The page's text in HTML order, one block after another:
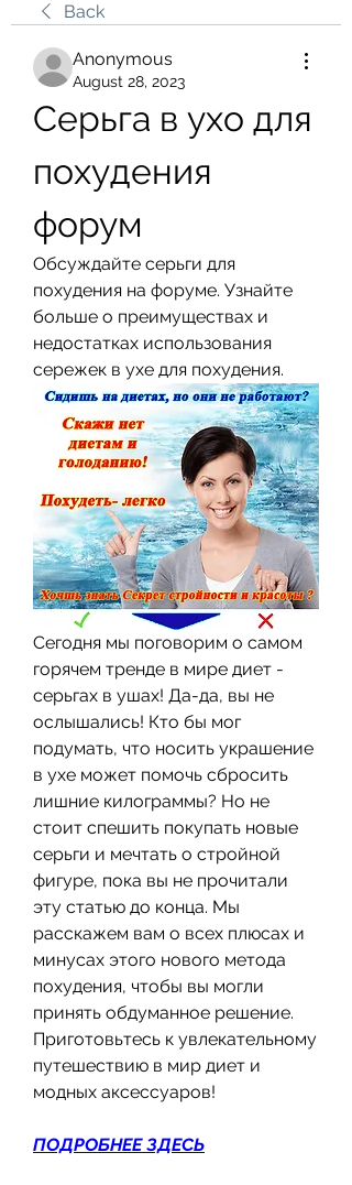
Back
Anonymous
August 28, 2023
Серьга в ухо для
похудения
форум
Обсуждайте серьги для
похудения на форуме. Узнайте
больше о преимуществах и
недостатках использования
сережек в ухе для похудения.
Сегодня мы поговорим о самом
горячем тренде в мире диет -
серьгах в ушах! Да-да, вы не
ослышались! Кто бы мог
подумать, что носить украшение
в ухе может помочь сбросить
лишние килограммы? Но не
стоит спешить покупать новые
серьги и мечтать о стройной
фигуре, пока вы не прочитали
эту статью до конца. Мы
расскажем вам о всех плюсах и
минусах этого нового метода
похудения, чтобы вы могли
принять обдуманное решение.
Приготовьтесь к увлекательному
путешествию в мир диет и
модных аксессуаров!
ПОДРОБНЕЕ ЗДЕСЬ